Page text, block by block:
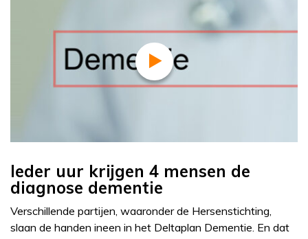
Ieder uur krijgen 4 mensen de
diagnose dementie
Verschillende partijen, waaronder de Hersenstichting,
slaan de handen ineen in het Deltaplan Dementie. En dat